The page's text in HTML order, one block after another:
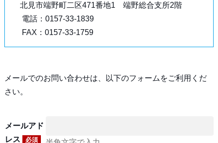
北見市端野町二区471番地1 端野総合支所2階
電話：0157-33-1839
FAX：0157-33-1759
メールでのお問い合わせは、以下のフォームをご利用くだ
さい。
メールアド
レス
必須